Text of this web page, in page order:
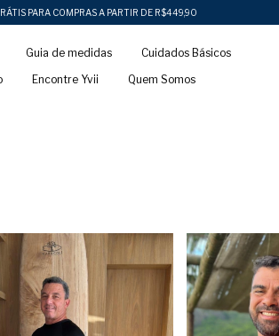
PARA COMPRAS A PARTIR DE R$449,90
Guia de medidas
Cuidados Básicos
Encontre Yvii Quem Somos